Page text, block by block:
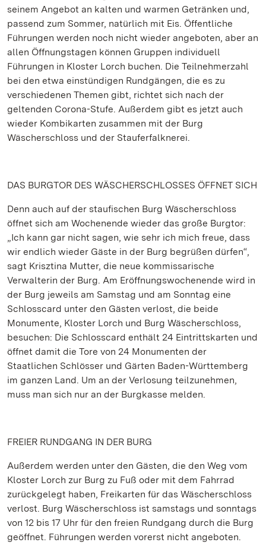
seinem Angebot an kalten und warmen Getränken und,
passend zum Sommer, natürlich mit Eis. Öffentliche
Führungen werden noch nicht wieder angeboten, aber an
allen Öffnungstagen können Gruppen individuell
Führungen in Kloster Lorch buchen. Die Teilnehmerzahl
bei den etwa einstündigen Rundgängen, die es zu
verschiedenen Themen gibt, richtet sich nach der
geltenden Corona-Stufe. Außerdem gibt es jetzt auch
wieder Kombikarten zusammen mit der Burg
Wäscherschloss und der Stauferfalknerei.
DAS BURGTOR DES WÄSCHERSCHLOSSES ÖFFNET SICH
Denn auch auf der staufischen Burg Wäscherschloss
öffnet sich am Wochenende wieder das große Burgtor:
„Ich kann gar nicht sagen, wie sehr ich mich freue, dass
wir endlich wieder Gäste in der Burg begrüßen dürfen“,
sagt Krisztina Mutter, die neue kommissarische
Verwalterin der Burg. Am Eröffnungswochenende wird in
der Burg jeweils am Samstag und am Sonntag eine
Schlosscard unter den Gästen verlost, die beide
Monumente, Kloster Lorch und Burg Wäscherschloss,
besuchen: Die Schlosscard enthält 24 Eintrittskarten und
öffnet damit die Tore von 24 Monumenten der
Staatlichen Schlösser und Gärten Baden-Württemberg
im ganzen Land. Um an der Verlosung teilzunehmen,
muss man sich nur an der Burgkasse melden.
FREIER RUNDGANG IN DER BURG
Außerdem werden unter den Gästen, die den Weg vom
Kloster Lorch zur Burg zu Fuß oder mit dem Fahrrad
zurückgelegt haben, Freikarten für das Wäscherschloss
verlost. Burg Wäscherschloss ist samstags und sonntags
von 12 bis 17 Uhr für den freien Rundgang durch die Burg
geöffnet. Führungen werden vorerst nicht angeboten.